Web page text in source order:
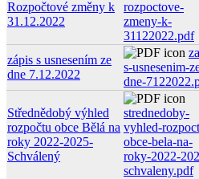
Rozpočtové změny k
31.12.2022
rozpoctove-
zmeny-k-
31122022.pdf
zápis s usnesením ze
dne 7.12.2022
s-usnesenim-
dne-
Střednědobý výhled
rozpočtu obce Bělá na
roky 2022-2025-
Schválený
strednedoby-
vyhled-
obce-bela-na-
roky-2022-
schvaleny.pdf